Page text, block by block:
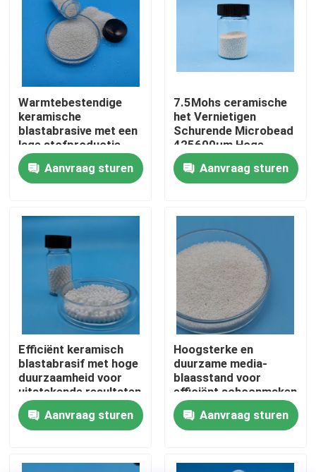
Thuis
Producten
Over ons
Kwaliteitscontrole
Contacteer ons
Vraag een offerte aan
Ceramische het Vernietigen Media
Het ceramische Parel Vernietigen
Ceramisch het Vernietigen Schuurmiddel
Warmtebestendige
keramische
blastabrasive met een
lage stofproductie
Aanvraag sturen
7.5Mohs ceramische
het Vernietigen
Schurende Microbead
425600μm Hoge
Schuringsweerstand
Aanvraag sturen
Efficiënt keramisch
blastabrasif met hoge
duurzaamheid voor
uitstekende resultaten
Aanvraag sturen
Hoogsterke en
duurzame media-
blaasstand voor
efficiënt schoonmaken
Aanvraag sturen